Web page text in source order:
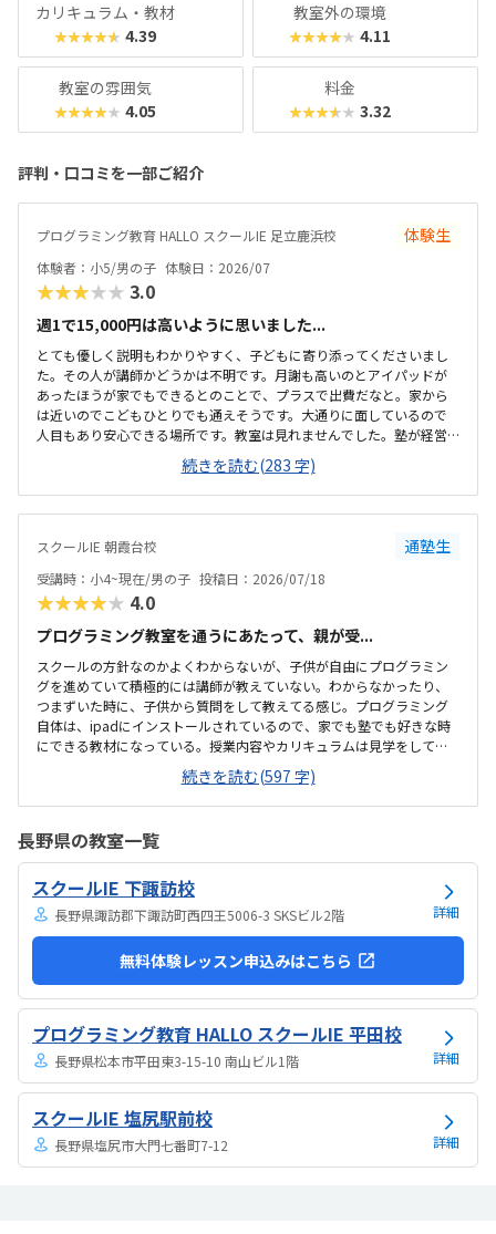
カリキュラム・教材
★★★★★ 4.39
教室外の環境
★★★★★ 4.11
教室の雰囲気
★★★★★ 4.05
料金
★★★★★ 3.32
評判・口コミを一部ご紹介
プログラミング教育 HALLO スクールIE 足立鹿浜校 体験生
体験者：小5/男の子 体験日：2026/07
★★★★★ 3.0
週1で15,000円は高いように思いました...
とても優しく説明もわかりやすく、子どもに寄り添ってくださいまし
た。その人が講師かどうかは不明です。月謝も高いのとアイパッドが
あったほうが家でもできるとのことで、プラスで出費だなと。家から
は近いのでこどもひとりでも通えそうです。大通りに面しているので
人目もあり安心できる場所です。教室は見れませんでした。塾が経営
しているとのことで塾の方の教室は少し覗けました。建物自体が古い
感じでした。週1で15,000円は高いように思いました。もう少し回数を
増やしてもらうか、下げてもらえると助かります。説明してくれた方
はとても説明がわかりやすく、こどもに寄り添ってくださいました。
続きを読む(283 字)
スクールIE 朝霞台校 通塾生
受講時：小4~現在/男の子 投稿日：2026/07/18
★★★★★ 4.0
プログラミング教室を通うにあたって、親が受...
スクールの方針なのかよくわからないが、子供が自由にプログラミン
グを進めていて積極的には講師が教えていない。わからなかったり、
つまずいた時に、子供から質問をして教えてる感じ。プログラミング
自体は、ipadにインストールされているので、家でも塾でも好きな時
にできる教材になっている。授業内容やカリキュラムは見学をしてい
ないので子供の話だが、積極的に講師が教えていないみたい。月1回は
プログラミングで作ったものを発表すると聞いていたが、実施してな
いみたい。駅からは徒歩ですぐ来れる距離で、一本道だから迷うこと
は路上駐車になります。駐輪スペースはあるので子供一人でも近い人
なら行けると思います。奥の方まで覗いたことはないので詳しくはわ
からないが、入り口や教室の内装は奇麗だと思います。気軽に入りや
すい感じがします。ひとそれぞれになってしまい...
続きを読む(597 字)
長野県の教室一覧
スクールIE 下諏訪校
長野県諏訪郡下諏訪町西四王5006-3 SKSビル2階 詳細
無料体験レッスン申込みはこちら
プログラミング教育 HALLO スクールIE 平田校
長野県松本市平田東3-15-10 南山ビル1階 詳細
スクールIE 塩尻駅前校
長野県塩尻市大門七番町7-12 詳細